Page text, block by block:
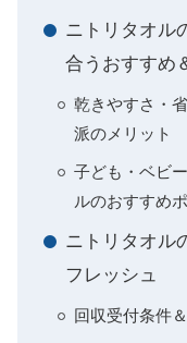
ニトリタオル
合うおすすめ
乾きやすさ・
派のメリット
子ども・ベビ
ルのおすすめ
ニトリタオル
フレッシュ
回収受付条件